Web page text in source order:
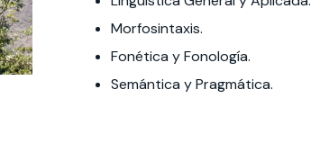
Morfosintaxis.
Fonética y Fonología.
Semántica y Pragmática.